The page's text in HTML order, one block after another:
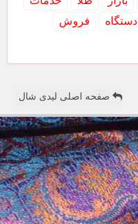
دستگاه
فروش
صفحه اصلی لیدی شال